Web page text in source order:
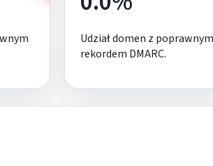
Udział domen z poprawnym
rekordem DMARC.